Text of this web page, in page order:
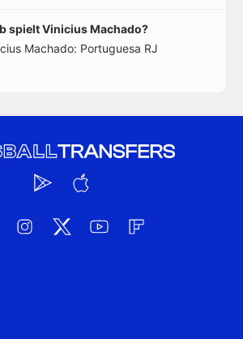
spielt Vinicius Machado?
Machado: Portuguesa RJ